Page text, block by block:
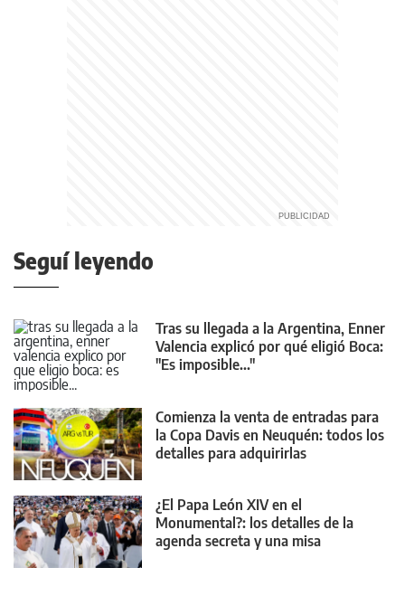
Seguí leyendo
Tras su llegada a la Argentina, Enner
Valencia explicó por qué eligió Boca:
"Es imposible..."
Comienza la venta de entradas para
la Copa Davis en Neuquén: todos los
detalles para adquirirlas
¿El Papa León XIV en el
Monumental?: los detalles de la
agenda secreta y una misa